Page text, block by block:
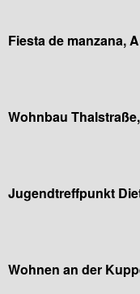
Fiesta de manzana,
Wohnbau
Jugendtreffpunkt
Wohnen an der